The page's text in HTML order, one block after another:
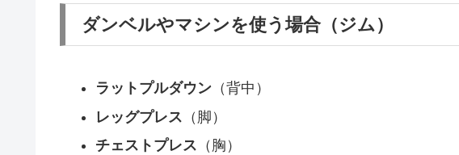
ダンベルやマシンを使う場合（ジム）
ラットプルダウン（背中）
レッグプレス （脚）
チェストプレス （胸）